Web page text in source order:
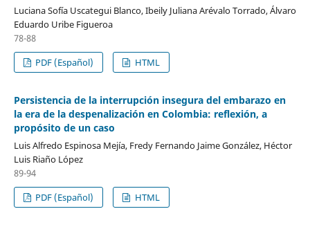
Luciana Sofía Uscategui Blanco, Ibeily Juliana Arévalo Torrado, Álvaro
Eduardo Uribe Figueroa
78-88
PDF (Español)
HTML
Persistencia de la interrupción insegura del embarazo en
la era de la despenalización en Colombia: reflexión, a
propósito de un caso
Luis Alfredo Espinosa Mejía, Fredy Fernando Jaime González, Héctor
Luis Riaño López
89-94
PDF (Español)
HTML